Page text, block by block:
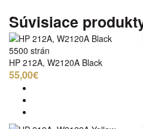
Súvisiace
5500 strán
HP 212A, W2120A Black
55,00€